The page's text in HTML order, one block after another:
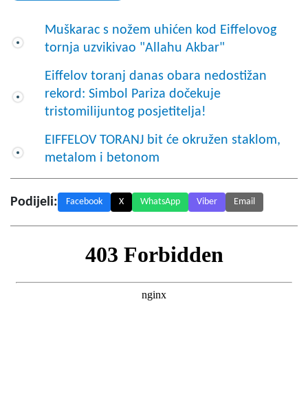
Muškarac s nožem uhićen kod Eiffelovog
tornja uzvikivao "Allahu Akbar"
Eiffelov toranj danas obara nedostižan
rekord: Simbol Pariza dočekuje
tristomilijuntog posjetitelja!
EIFFELOV TORANJ bit će okružen staklom,
metalom i betonom
Podijeli: Facebook X WhatsApp Viber Email